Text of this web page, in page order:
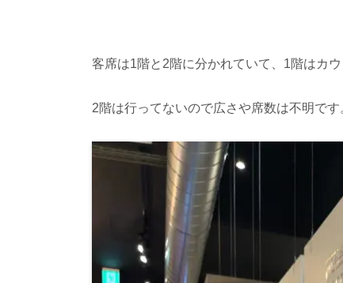
客席は1階と 2階に分かれていて、 1階はカ
2階は行ってないので広さや席数は不明です